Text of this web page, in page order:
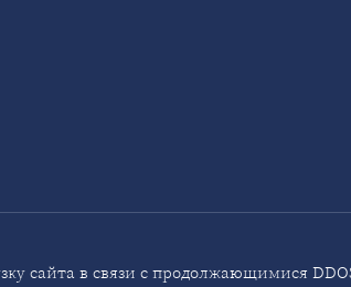
сайта в связи с продолжающимися